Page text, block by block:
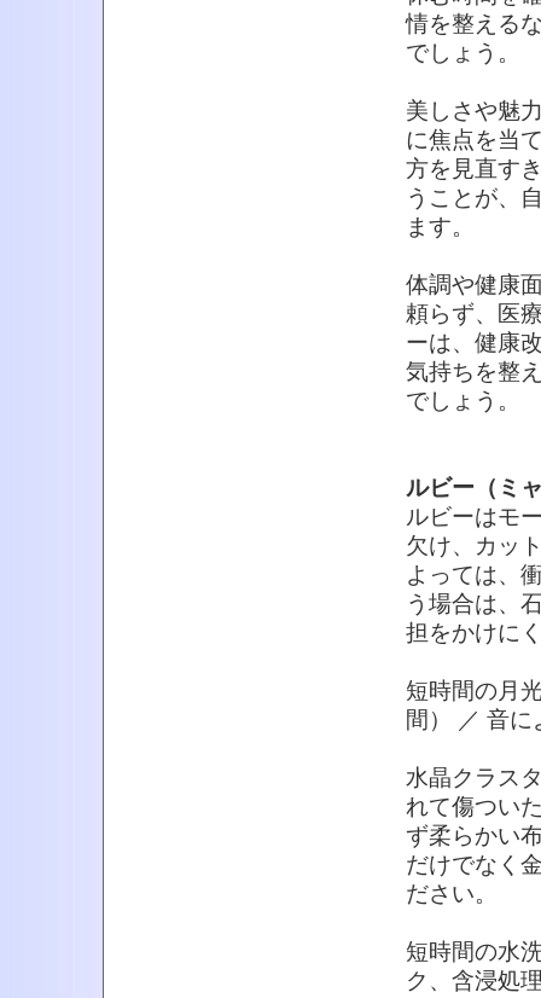
情を整える
でしょう。
美しさや魅
に焦点を当
方を見直す
うことが、
ます。
体調や健康
頼らず、医
ーは、健康
気持ちを整
でしょう。
ルビー（ミ
ルビーはモ
欠け、カッ
よっては、
う場合は、
担をかけに
短時間の月
間） ／ 音に
水晶クラス
れて傷つい
ず柔らかい
だけでなく
ださい。
短時間の水
ク、含浸処